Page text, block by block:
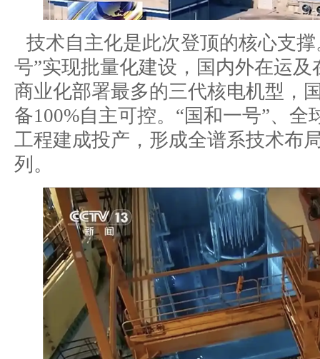
技术自主化是此次登顶的核心支
号”实现批量化建设，国内外在运
商业化部署最多的三代核电机型，
备100%自主可控。“国和一号”、
工程建成投产，形成全谱系技术布
列。